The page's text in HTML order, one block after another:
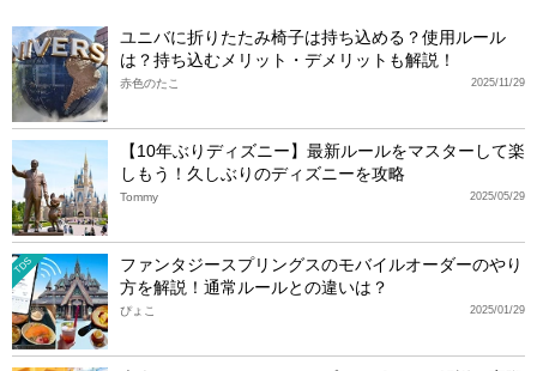
ユニバに折りたたみ椅子は持ち込める？使用ルール
は？持ち込むメリット・デメリットも解説！
2025/11/29
赤色のたこ
【10年ぶりディズニー】最新ルールをマスターして楽
しもう！久しぶりのディズニーを攻略
2025/05/29
Tommy
TDS
ファンタジースプリングスのモバイルオーダーのやり
方を解説！通常ルールとの違いは？
2025/01/29
ぴょこ